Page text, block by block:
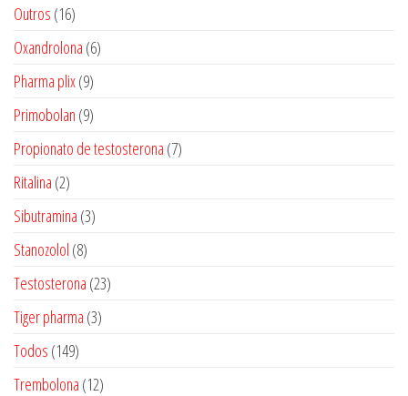
Outros 1616
produtos
Oxandrolona 66
Pharma plix 99
produtos
Primobolan 99
produtos
Propionato de testosterona 77
Ritalina 22
produtos
Sibutramina 33
Stanozolol 88
produtos
Testosterona 2323
Tiger pharma 33
Todos 149149
produtos
Trembolona 1212